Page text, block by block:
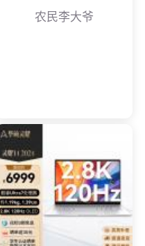
农民李大爷